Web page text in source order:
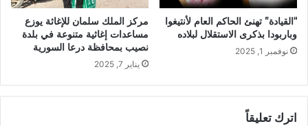
“القيادة” تهنئ الحاكم العام لأنتيغوا
وباربودا بذكرى الاستقلال لبلاده
نوفمبر 1, 2025
مركز الملك سلمان للإغاثة يوزع
مساعدات إغاثية متنوعة في بلدة
نصيب بمحافظة درعا السورية
يناير 7, 2025
اترك تعليقاً